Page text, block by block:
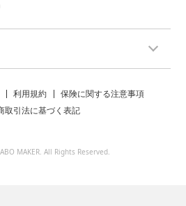
利用規約
保険に関する注意事項
取引法に基づく表記
MAKER. All Rights Reserved.